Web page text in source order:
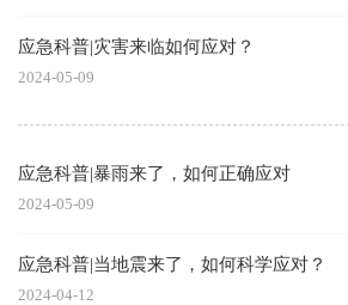
应急科普|灾害来临如何应对？
2024-05-09
应急科普|暴雨来了，如何正确应对
2024-05-09
应急科普|当地震来了，如何科学应对？
2024-04-12